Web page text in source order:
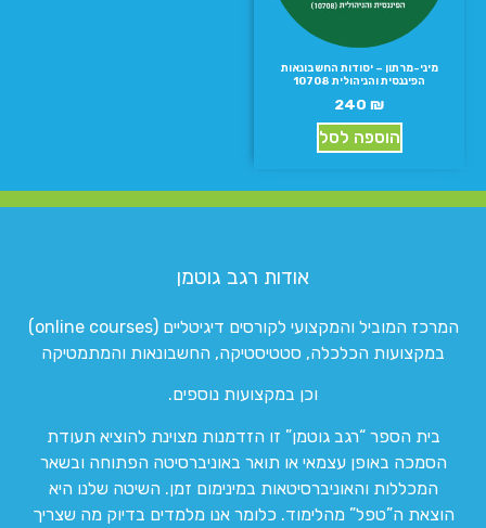
מיני-מרתון – יסודות החשבונאות
הפיננסית והניהולית 10708
240 ₪
הוספה לסל
אודות רגב גוטמן
המרכז המוביל והמקצועי לקורסים דיגיטליים (online courses)
במקצועות הכלכלה, סטטיסטיקה, החשבונאות והמתמטיקה
וכן במקצועות נוספים.
בית הספר “רגב גוטמן” זו הזדמנות מצוינת להוציא תעודת
הסמכה באופן עצמאי או תואר באוניברסיטה הפתוחה ובשאר
המכללות והאוניברסיטאות במינימום זמן. השיטה שלנו היא
הוצאת ה”טפל” מהלימוד. כלומר אנו מלמדים בדיוק מה שצריך